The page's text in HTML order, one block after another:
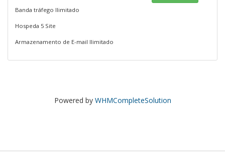
Banda tráfego Ilimitado
Hospeda 5 Site
Armazenamento de E-mail Ilimitado
Powered by WHMCompleteSolution